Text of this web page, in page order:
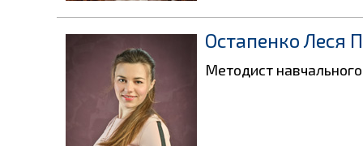
Остапенко Леся
Методист навчального